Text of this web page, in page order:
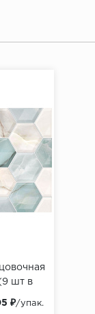
шт в
₽/упак.